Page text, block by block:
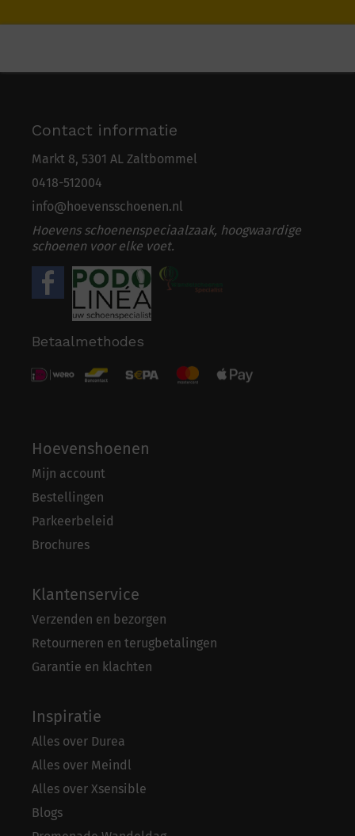
Contact informatie
Markt 8, 5301 AL Zaltbommel
0418-512004
info@hoevensschoenen.nl
Hoevens schoenenspeciaalzaak, hoogwaardige
schoenen voor elke voet.
Betaalmethodes
Hoevenshoenen
Mijn account
Bestellingen
Parkeerbeleid
Brochures
Klantenservice
Verzenden en bezorgen
Retourneren en terugbetalingen
Garantie en klachten
Inspiratie
Alles over Durea
Alles over Meindl
Alles over Xsensible
Blogs